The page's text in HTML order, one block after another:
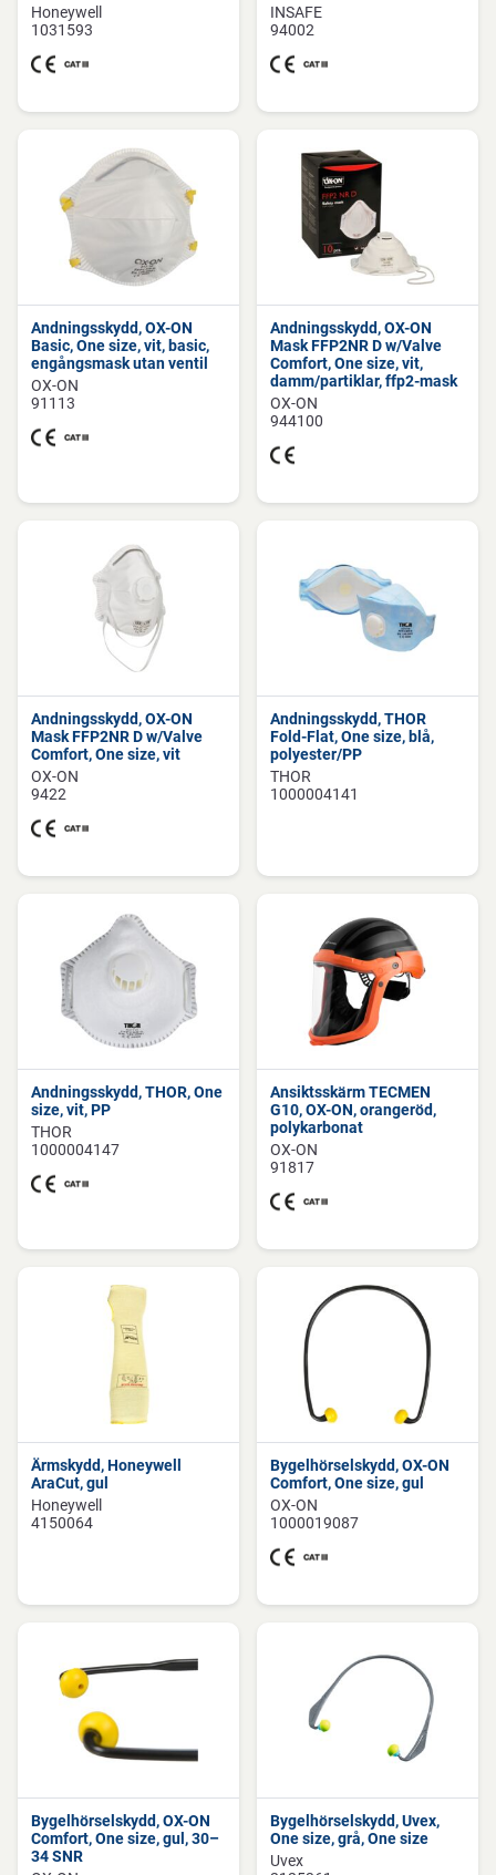
Honeywell
1031593
INSAFE
94002
Andningsskydd, OX-ON
Basic, One size, vit, basic,
engångsmask utan ventil
OX-ON
91113
Andningsskydd, OX-ON
Mask FFP2NR D w/Valve
Comfort, One size, vit,
damm/partiklar, ffp2-mask
OX-ON
944100
Andningsskydd, OX-ON
Mask FFP2NR D w/Valve
Comfort, One size, vit
OX-ON
9422
Andningsskydd, THOR
Fold-Flat, One size, blå,
polyester/PP
THOR
1000004141
Andningsskydd, THOR, One
size, vit, PP
THOR
1000004147
Ansiktsskärm TECMEN
G10, OX-ON, orangeröd,
polykarbonat
OX-ON
91817
Ärmskydd, Honeywell
AraCut, gul
Honeywell
4150064
Bygelhörselskydd, OX-ON
Comfort, One size, gul
OX-ON
1000019087
Bygelhörselskydd, OX-ON
Comfort, One size, gul, 30–
34 SNR
Bygelhörselskydd, Uvex,
One size, grå, One size
Uvex